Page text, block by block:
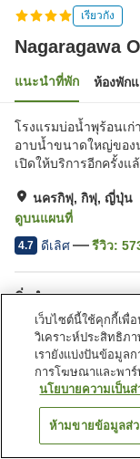
เรียวกัง
Nagaragawa
แนะนำที่พัก ห้องพัก
โรงแรมบ่อน้ำพุร้อนเ
อาบน้ำขนาดใหญ่ของ
เปิดให้บริการอีกครั้งแ
นครกิฟุ, กิฟุ, ญี่ปุ่น
ดูบนแผนที่
4.7 ดีเลิศ รีวิว:
สิ่งอำนวยความสะ
ที่จอดรถ
เลานจ์
หน้าแรก ญี่ปุ่น กิ
เว็บไซต์นี้ใช้คุกกี้เพื่
วิเคราะห์ประสิทธิภ
เรายังแบ่งปันข้อมูล
การโฆษณาและพาร์
นโยบายความเป็นส่
ห้ามขายข้อมูลส่